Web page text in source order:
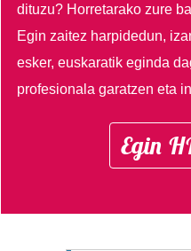
dituzu? Horretarako zure
Egin zaitez harpidedun,
esker, euskaratik eginda
profesionala garatzen eta
Egin